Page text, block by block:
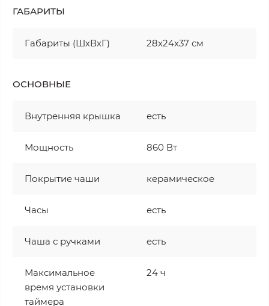
ГАБАРИТЫ
Габариты (ШхВхГ) 28x24x37 см
ОСНОВНЫЕ
Внутренняя крышка есть
Мощность 860 Вт
Покрытие чаши керамическое
Часы есть
Чаша с ручками есть
Максимальное
время установки
таймера
24 ч